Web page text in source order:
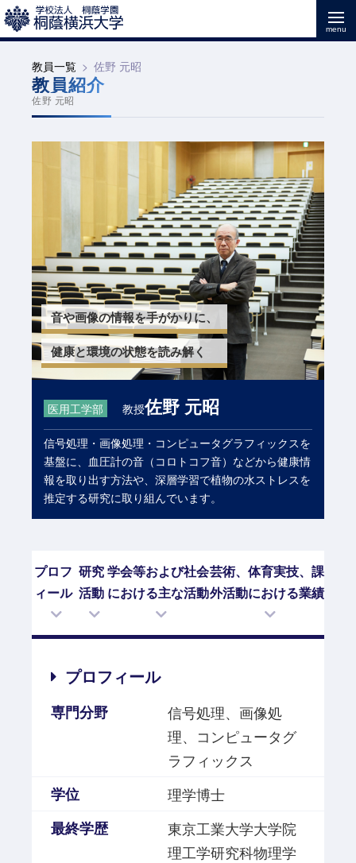
教員一覧 佐野 元昭
教員紹介
佐野 元昭
音や画像の情報を手がかりに、
健康と環境の状態を読み解く
医用工学部 教授佐野 元昭
信号処理・画像処理・コンピュータグラフィックスを
基盤に、血圧計の音（コロトコフ音）などから健康情
報を取り出す方法や、深層学習で植物の水ストレスを
推定する研究に取り組んでいます。
プロフ
ィール
研究
活動
学会等および社会
における主な活動
芸術、体育実技、課
外活動における業績
プロフィール
専門分野
信号処理、画像処
理、コンピュータグ
ラフィックス
学位
理学博士
最終学歴
東京工業大学大学院
理工学研究科物理学